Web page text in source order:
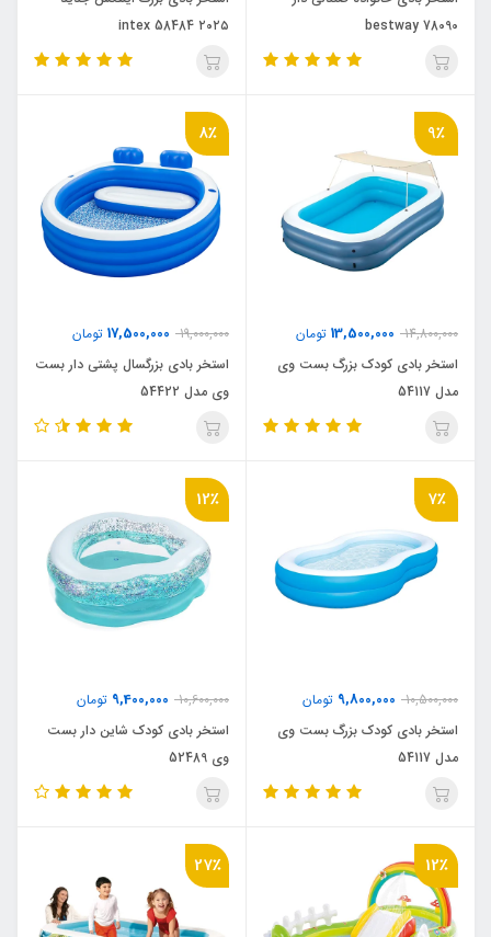
bestway 78090
۲۰۲۵ intex 58484
9٪
14,800,000
13,500,000 تومان
استخر بادی کودک بزرگ بست وی
مدل 54117
8٪
19,000,000
17,500,000 تومان
استخر بادی بزرگسال پشتی دار بست
وی مدل 54422
7٪
10,500,000
9,800,000 تومان
استخر بادی کودک بزرگ بست وی
مدل 54117
12٪
10,600,000
9,400,000 تومان
استخر بادی کودک شاین دار بست
وی 52489
12٪ 27٪